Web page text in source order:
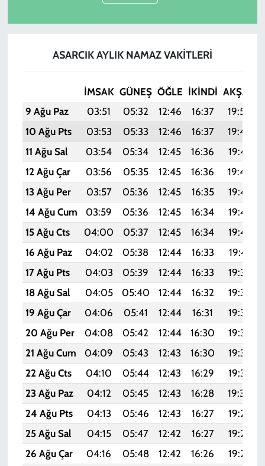
ASARCIK AYLIK NAMAZ VAKITLERI
İMSAK GÜNEŞ ÖĞLE İKINDI AKŞAM
9 Ağu Paz
03:51 05:32 12:46 16:37 19:50
10 Ağu Pts
03:53 05:33 12:46 16:37
19:49
11 Ağu Sal
03:54 05:34 12:45 16:36 19:47
12 Ağu Çar
03:56 05:35 12:45 16:36
19:46
13 Ağu Per
03:57 05:36 12:45 16:35
19:45
14 Ağu Cum
03:59 05:36 12:45 16:34
19:43
15 Ağu Cts
04:00 05:37 12:45 16:34
19:42
16 Ağu Paz
04:02 05:38 12:44 16:33
19:41
17 Ağu Pts
04:03 05:39 12:44 16:33 19:39
18 Ağu Sal
04:05 05:40 12:44 16:32 19:38
19 Ağu Çar
04:06 05:41 12:44 16:31 19:36
20 Ağu Per
04:08 05:42 12:44 16:30 19:35
21 Ağu Cum
04:09 05:43 12:43 16:30 19:33
22 Ağu Cts
04:10 05:44 12:43 16:29 19:32
23 Ağu Paz
04:12 05:45 12:43 16:28 19:30
24 Ağu Pts
04:13 05:46 12:43 16:27 19:29
25 Ağu Sal
04:15 05:47 12:42 16:27 19:27
26 Ağu Çar
04:16 05:48 12:42 16:26 19:26